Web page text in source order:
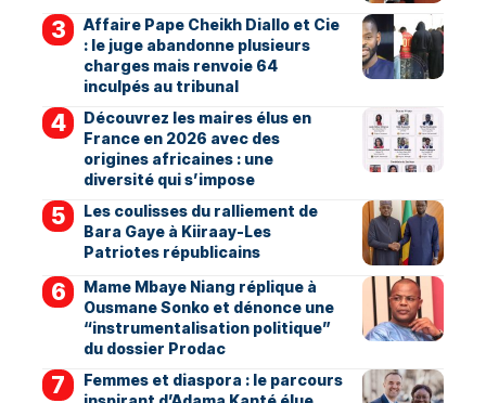
Affaire Pape Cheikh Diallo et Cie
: le juge abandonne plusieurs
charges mais renvoie 64
inculpés au tribunal
Découvrez les maires élus en
France en 2026 avec des
origines africaines : une
diversité qui s’impose
Les coulisses du ralliement de
Bara Gaye à Kiiraay-Les
Patriotes républicains
Mame Mbaye Niang réplique à
Ousmane Sonko et dénonce une
“instrumentalisation politique”
du dossier Prodac
Femmes et diaspora : le parcours